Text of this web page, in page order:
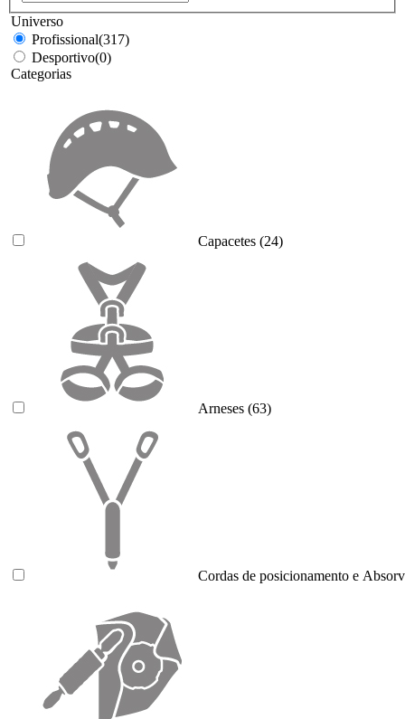
Universo
Profissional(317)
Desportivo(0)
Categorias
Capacetes (24)
Arneses (63)
Cordas de posicionamento e